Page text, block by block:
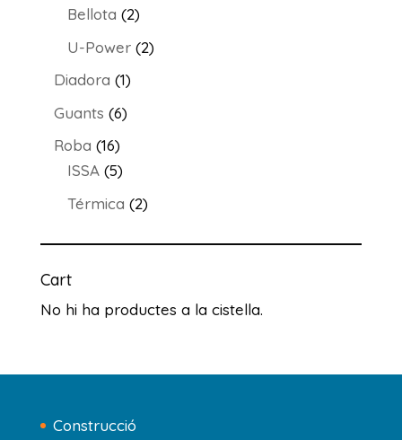
Bellota 22
productes
U-Power 22
Diadora 11
Guants 66
Roba 1616
productes
ISSA 55
productes
Térmica 22
Cart
No hi ha productes a la cistella.
Construcció